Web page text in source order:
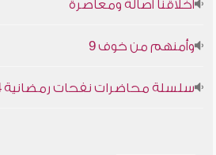
أخلاقنا أصالة ومعاصرة
وأمنهم من خوف 9
سلسلة محاضرات نفحات رمضانية 1444هـ